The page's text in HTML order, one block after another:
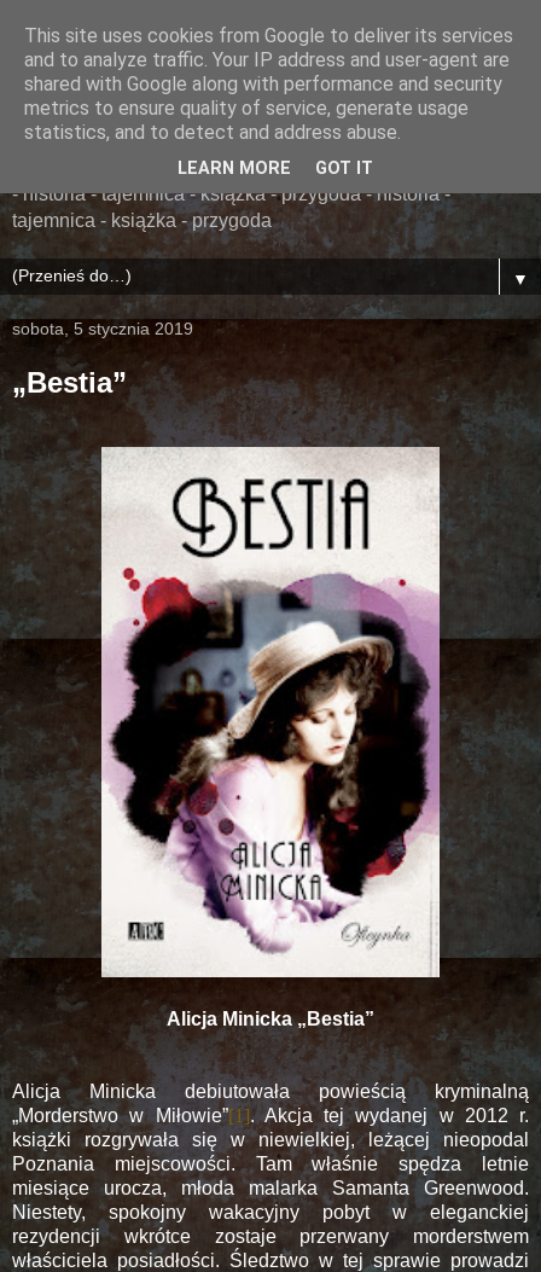
......... ZAPOMNIANA
BIBLIOTEKA ........
książka - przygoda - historia - tajemnica - książka - przygoda
- historia - tajemnica - książka - przygoda - historia -
tajemnica - książka - przygoda
▼
sobota, 5 stycznia 2019
„Bestia”
Alicja Minicka „Bestia”
Alicja Minicka debiutowała powieścią kryminalną
„Morderstwo w Miłowie”[1]. Akcja tej wydanej w 2012 r.
książki rozgrywała się w niewielkiej, leżącej nieopodal
Poznania miejscowości. Tam właśnie spędza letnie
miesiące urocza, młoda malarka Samanta Greenwood.
Niestety, spokojny wakacyjny pobyt w eleganckiej
rezydencji wkrótce zostaje przerwany morderstwem
właściciela posiadłości. Śledztwo w tej sprawie prowadzi
This site uses cookies from Google to deliver its services
and to analyze traffic. Your IP address and user-agent are
shared with Google along with performance and security
metrics to ensure quality of service, generate usage
statistics, and to detect and address abuse.
LEARN MORE GOT IT